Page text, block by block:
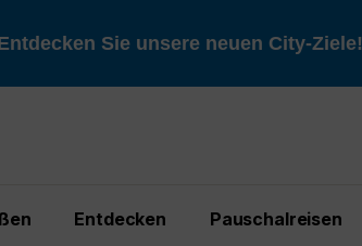
Sie unsere neuen City-Ziele!
Entdecken Pauschalreisen